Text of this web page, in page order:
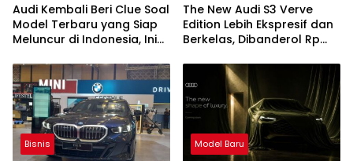
Audi Kembali Beri Clue Soal
Model Terbaru yang Siap
Meluncur di Indonesia, Ini
The New Audi S3 Verve
Edition Lebih Ekspresif dan
Berkelas, Dibanderol Rp
Bisnis Model Baru